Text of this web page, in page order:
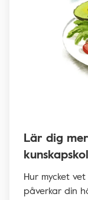
Lär dig
Hur mycket
påverkar din